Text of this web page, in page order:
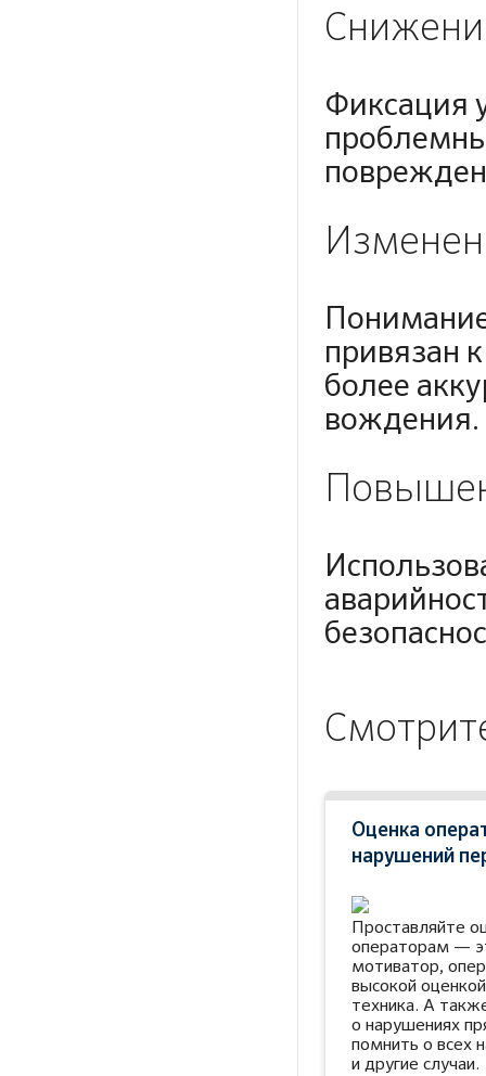
Фиксация
привязан
более
вождения.
Оценка
нарушений
Проставляйте
операторам —
мотиватор,
высокой
техника. А
о нарушениях
помнить о всех
и другие случаи.